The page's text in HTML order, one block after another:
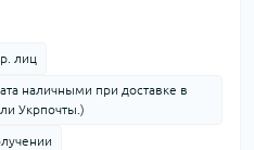
лиц
наличными при доставке в
Укрпочты.)